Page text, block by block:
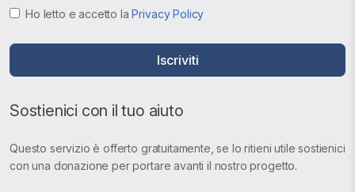
Ho letto e accetto laPrivacy Policy
Iscriviti
Sostienici con il tuo aiuto
Questo servizio è offerto gratuitamente, se lo ritieni utile sostienici
con una donazione per portare avanti il nostro progetto.